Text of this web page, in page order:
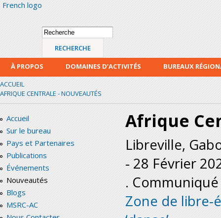
French logo
Formulaire de
recherche
Recherche
À PROPOS DOMAINES D’ACTIVITÉS
BUREAUX
ACCUEIL
AFRIQUE CENTRALE - NOUVEAUTÉS
Accueil
Sur le bureau
Pays et Partenaires
Publications
Événements
Nouveautés
Blogs
MSRC-AC
Afrique
Libreville,
- 28 Février
.
Zone de libre-